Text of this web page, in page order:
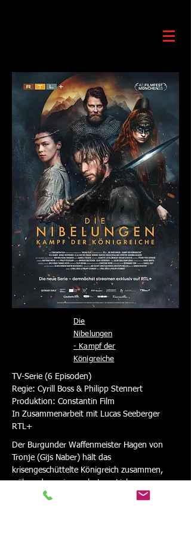
Die
Nibelungen
- Kampf der
Königreiche
TV-Serie (6 Episoden)
Regie: Cyrill Boss & Philipp Stennert
Produktion: Constantin Film
In Zusammenarbeit mit Lucas Seeberger
RTL+
Der Burgunder Waffenmeister Hagen von
Tronje (Gijs Naber) hält das
krisengeschüttelte Königreich zusammen,
während er seine verbotene Liebe zur
Königstochter KriemhildLilja van der Zwaag)